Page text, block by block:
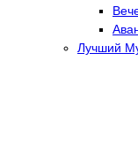
Лучший